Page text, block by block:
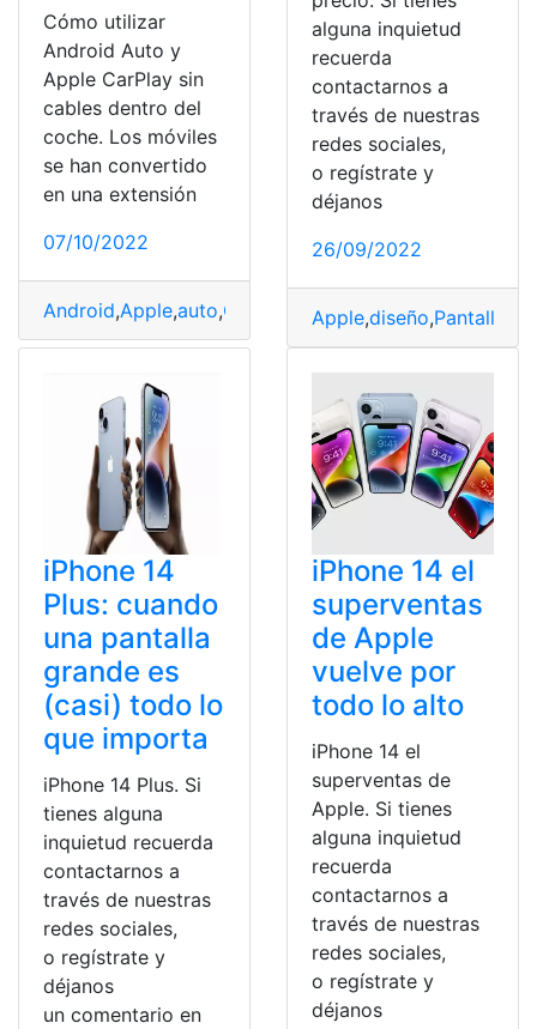
Cómo utilizar
Android Auto y
Apple CarPlay sin
cables dentro del
coche. Los móviles
se han convertido
en una extensión
07/10/2022
Android,Apple,auto,OTTOCast, reutilizar
alguna inquietud
recuerda
contactarnos a
través de nuestras
redes sociales,
o regístrate y
déjanos
26/09/2022
Apple,diseño,Pantalla
iPhone 14
Plus: cuando
una pantalla
grande es
(casi) todo lo
que importa
iPhone 14 Plus. Si
tienes alguna
inquietud recuerda
contactarnos a
través de nuestras
redes sociales,
o regístrate y
déjanos
un comentario en
iPhone 14 el
superventas
de Apple
vuelve por
todo lo alto
iPhone 14 el
superventas de
Apple. Si tienes
alguna inquietud
recuerda
contactarnos a
través de nuestras
redes sociales,
o regístrate y
déjanos